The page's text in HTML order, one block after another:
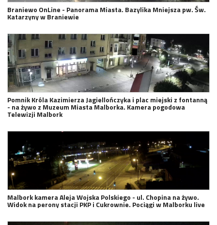
Braniewo OnLine - Panorama Miasta. Bazylika Mniejsza pw. Św.
Katarzyny w Braniewie
Pomnik Króla Kazimierza Jagiellończyka i plac miejski z fontanną
- na żywo z Muzeum Miasta Malborka. Kamera pogodowa
Telewizji Malbork
Malbork kamera Aleja Wojska Polskiego - ul. Chopina na żywo.
Widok na perony stacji PKP i Cukrownie. Pociągi w Malborku live